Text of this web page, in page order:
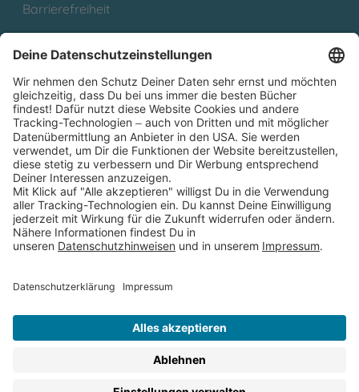
Barrierefreiheit
Partnerprogramm (Affiliate)
Folge uns auf
* Versandkostenfrei ab 9,00 € Bestellwert innerhalb
Deutschlands
** Lieferzeit 1-3 Werktage innerhalb Deutschlands
Thienemann-Esslinger Verlag GmbH, Blumenstraße 36, D-70182